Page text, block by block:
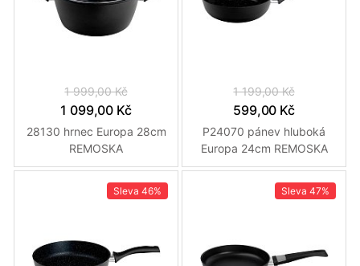
1 999,00 Kč
1 099,00 Kč
28130 hrnec Europa 28cm
REMOSKA
1 199,00 Kč
599,00 Kč
P24070 pánev hluboká
Europa 24cm REMOSKA
Sleva 46% Sleva 47%